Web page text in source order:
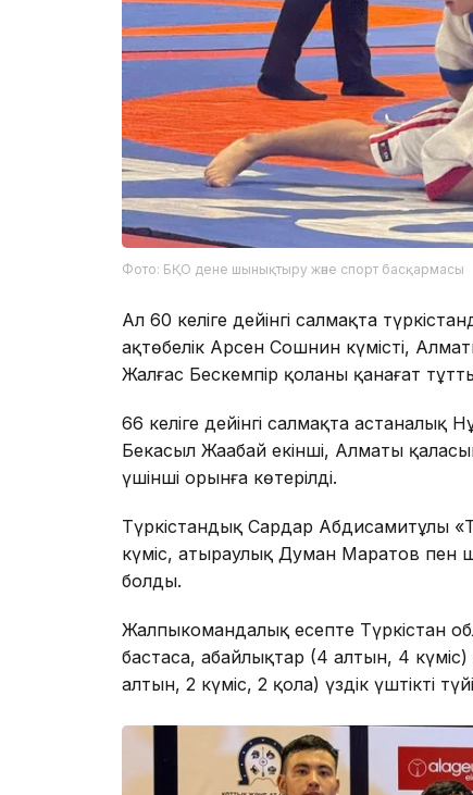
Фото: БҚО дене шынықтыру және спорт басқармасы
Ал 60 келіге дейінгі салмақта
ақтөбелік Арсен Сошнин күмісті,
Жалғас Бескемпір қоланы қанағат
66 келіге дейінгі салмақта
Бекасыл Жаңабай екінші, Алматы
үшінші орынға көтерілді.
Түркістандық Сардар Абдисамитұлы
күміс, атыраулық Думан Маратов пен
болды.
Жалпыкомандалық есепте Түркістан
бастаса, абайлықтар (4 алтын, 4
алтын, 2 күміс, 2 қола) үздік үштікті